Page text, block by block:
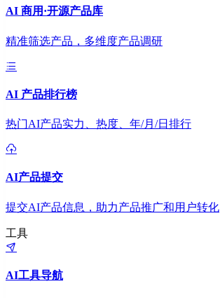
AI 商用·开源产品库
精准筛选产品，多维度产品调研
AI 产品排行榜
热门AI产品实力、热度、年/月/日排行
AI产品提交
提交AI产品信息，助力产品推广和用户转化
工具
AI工具导航